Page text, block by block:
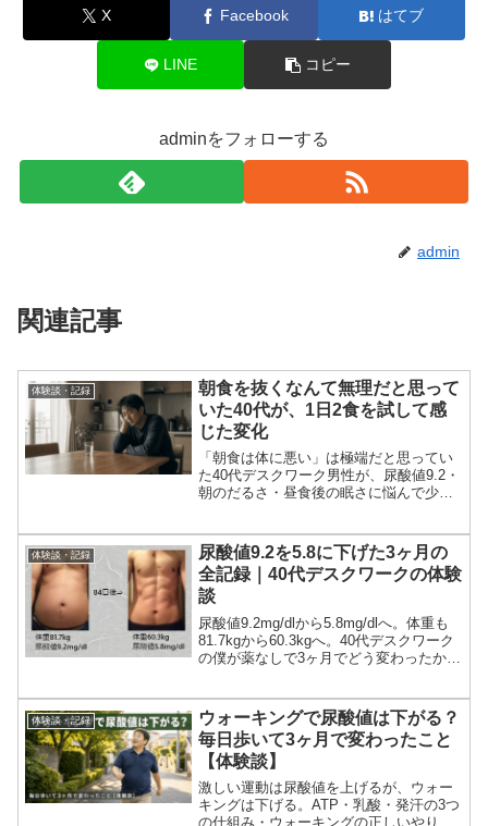
X Facebook はてブ
LINE コピー
adminをフォローする
admin
関連記事
体験談・記録
朝食を抜くなんて無理だと思って
いた40代が、1日2食を試して感
じた変化
「朝食は体に悪い」は極端だと思ってい
た40代デスクワーク男性が、尿酸値9.2・
朝のだるさ・昼食後の眠さに悩んで少
ることで体の感覚が変わった流れを正直
に書いています。全員に合うものではあ
りません。
体験談・記録
尿酸値9.2を5.8に下げた3ヶ月の
全記録｜40代デスクワークの体験
談
尿酸値9.2mg/dlから5.8mg/dlへ。体重も
81.7kgから60.3kgへ。40代デスクワーク
の僕が薬なしで3ヶ月でどう変わったか、
体験談・記録
ウォーキングで尿酸値は下がる？
毎日歩いて3ヶ月で変わったこと
【体験談】
激しい運動は尿酸値を上げるが、ウォー
キングは下げる。ATP・乳酸・発汗の3つ
の仕組み・ウォーキングの正しいやり